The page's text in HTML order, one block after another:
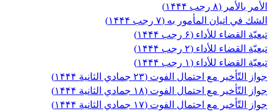
الأمر بالأمر (۸ رجب ۱۴۴۴)
الشك في اتيان المأمور به (۷ رجب ۱۴۴۴)
تبعيّة القضاء للأداء (۶ رجب ۱۴۴۴)
تبعيّة القضاء للأداء (۲ رجب ۱۴۴۴)
تبعيّة القضاء للأداء (۱ رجب ۱۴۴۴)
جواز التّأخير مع احتمال الفوت (۲۳ جمادي الثانیة ۱۴۴۴)
جواز التّأخير مع احتمال الفوت (۱۸ جمادي الثانیة ۱۴۴۴)
جواز التّأخير مع احتمال الفوت (۱۷ جمادي الثانیة ۱۴۴۴)